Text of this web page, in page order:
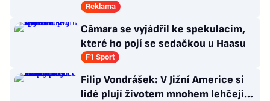
Reklama
Câmara se vyjádřil ke spekulacím,
které ho pojí se sedačkou u Haasu
F1 Sport
Filip Vondrášek: V Jižní Americe si
lidé plují životem mnohem lehčeji,